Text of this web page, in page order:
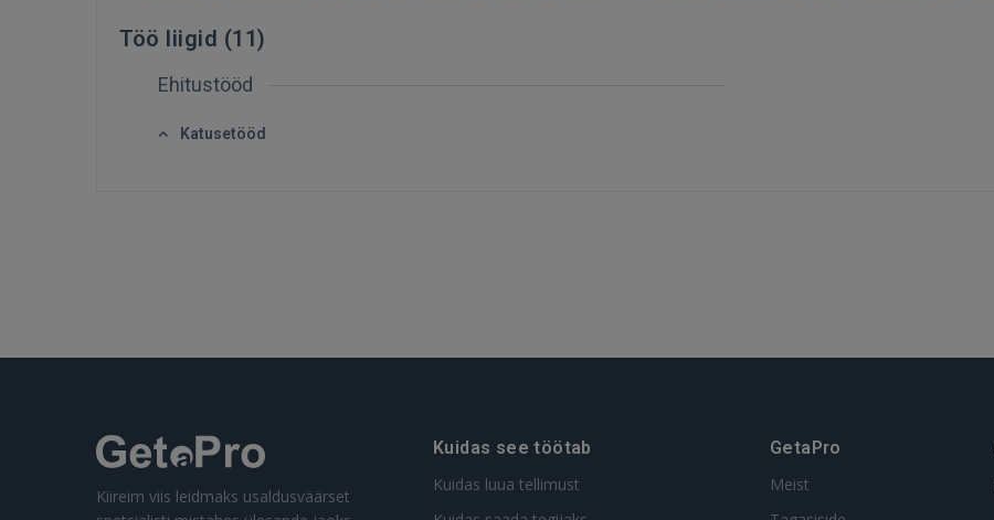
GOOGLE
Töö liigid (11)
Ehitustööd
Katusetööd
Kiireim viis leidmaks usaldusväärset
Kuidas see töötab
Kuidas luua tellimust
GetaPro
Meist